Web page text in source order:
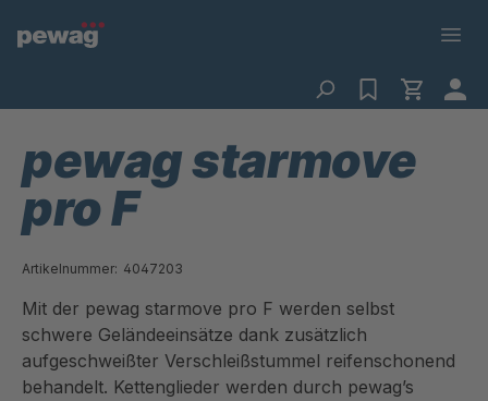
pewag starmove
pro F
Artikelnummer: 4047203
Mit der pewag starmove pro F werden selbst
schwere Geländeeinsätze dank zusätzlich
aufgeschweißter Verschleißstummel reifenschonend
behandelt. Kettenglieder werden durch pewag’s